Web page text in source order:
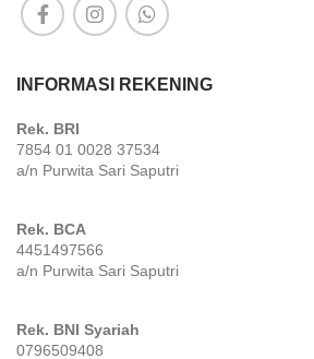
INFORMASI REKENING
Rek. BRI
7854 01 0028 37534
a/n Purwita Sari Saputri
Rek. BCA
4451497566
a/n Purwita Sari Saputri
Rek. BNI Syariah
0796509408